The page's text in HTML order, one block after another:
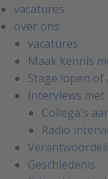
vacatures
over ons
vacatures
Maak kennis
Stage lopen
Interviews
Collega's
Radio
Geschiedenis